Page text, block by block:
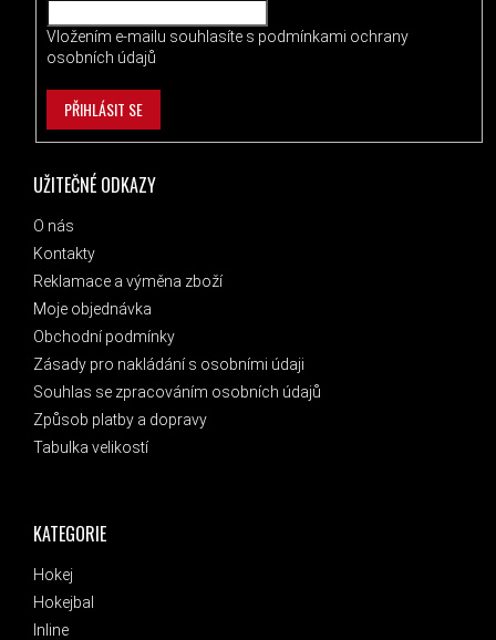
KATEGORIE
Hokej
Hokejbal
Inline
UŽITEČNÉ ODKAZY
O nás
Kontakty
Reklamace a výměna zboží
Moje objednávka
Obchodní podmínky
Zásady pro nakládání s osobními údaji
Souhlas se zpracováním osobních údajů
Způsob platby a dopravy
Tabulka velikostí
Vložením e-mailu souhlasíte s podmínkami ochrany
osobních údajů
PŘIHLÁSIT SE